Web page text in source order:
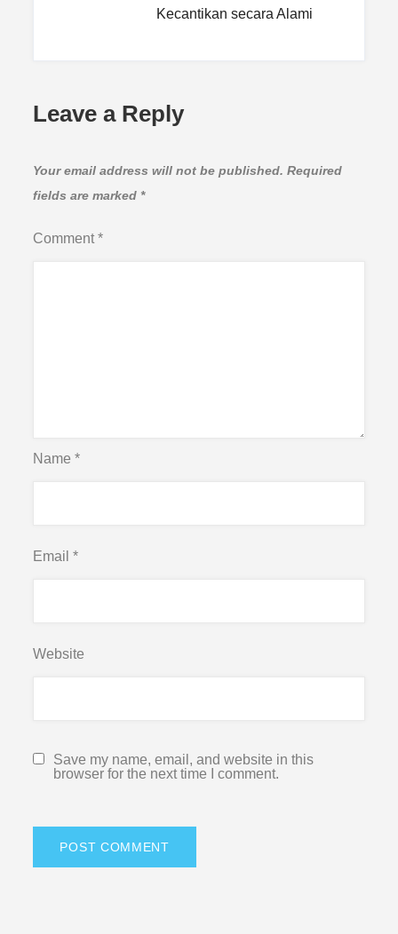
Kecantikan secara Alami
Leave a Reply
Your email address will not be published. Required
fields are marked *
Comment*
Name*
Email*
Website
Save my name, email, and website in this
browser for the next time I comment.